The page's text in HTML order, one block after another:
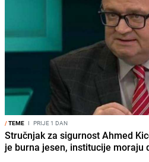
/TEME I PRIJE 1 DAN
Stručnjak za sigurnost Ahmed
je burna jesen, institucije moraju